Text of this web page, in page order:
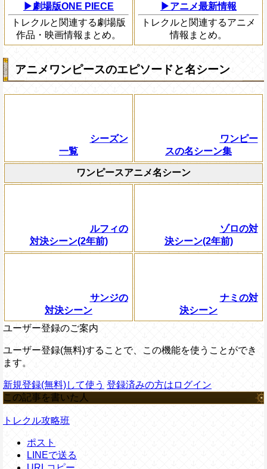
▶劇場版ONE PIECE
トレクルと関連する劇場版
作品・映画情報まとめ。
▶アニメ最新情報
トレクルと関連するアニメ
情報まとめ。
アニメワンピースのエピソードと名シーン
シーズン
一覧
ワンピー
スの名シーン集
ワンピースアニメ名シーン
ルフィの
対決シーン(2年前)
ゾロの対
決シーン(2年前)
サンジの
対決シーン
ナミの対
決シーン
ユーザー登録のご案内
ユーザー登録(無料)することで、この機能を使うことができ
ます。
新規登録(無料)して使う 登録済みの方はログイン
この記事を書いた人
トレクル攻略班
ポスト
LINEで送る